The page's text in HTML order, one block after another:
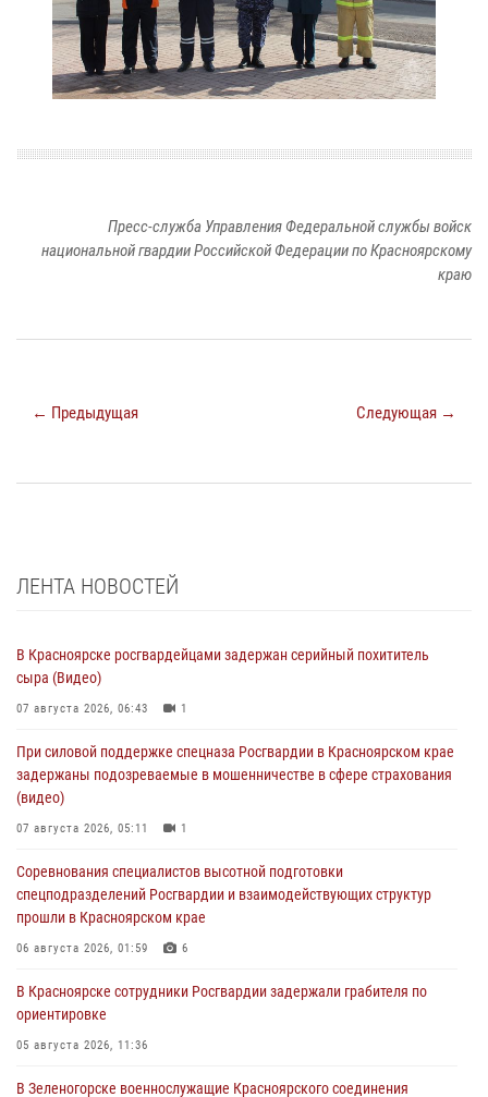
Пресс-служба Управления Федеральной службы войск
национальной гвардии Российской Федерации по Красноярскому
краю
← Предыдущая Следующая →
ЛЕНТА НОВОСТЕЙ
В Красноярске росгвардейцами задержан серийный похититель
сыра (Видео)
07 августа 2026, 06:43 1
При силовой поддержке спецназа Росгвардии в Красноярском крае
задержаны подозреваемые в мошенничестве в сфере страхования
(видео)
07 августа 2026, 05:11 1
Соревнования специалистов высотной подготовки
спецподразделений Росгвардии и взаимодействующих структур
прошли в Красноярском крае
06 августа 2026, 01:59 6
В Красноярске сотрудники Росгвардии задержали грабителя по
ориентировке
05 августа 2026, 11:36
В Зеленогорске военнослужащие Красноярского соединения